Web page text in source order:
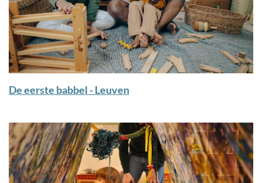
De eerste babbel - Leuven